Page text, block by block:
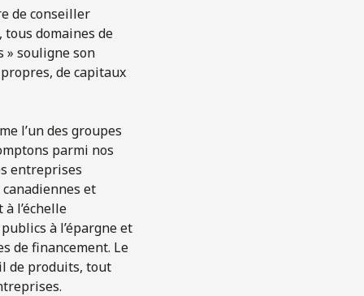
de conseiller
domaines de
» souligne son
de capitaux
l’un des groupes
parmi nos
entreprises
et
l’échelle
à l’épargne et
de financement. Le
de produits, tout